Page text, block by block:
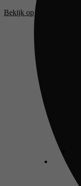
Bekijk op